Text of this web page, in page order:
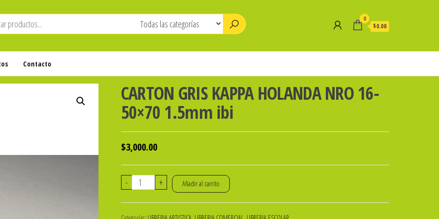
0
$0.00
Contacto
CARTON GRIS KAPPA HOLANDA NRO 16-
50×70 1.5mm ibi
$3,000.00
-
CARTON+ Añadir al carrito